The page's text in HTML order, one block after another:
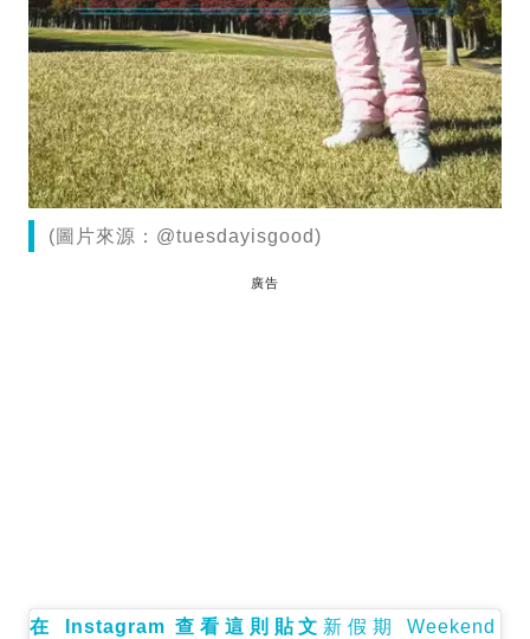
(圖片來源：@tuesdayisgood)
廣告
在 Instagram 查看這則貼文 新假期 Weekend